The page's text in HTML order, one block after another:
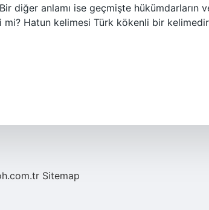
diğer anlamı ise geçmişte hükümdarların
Hatun kelimesi Türk kökenli bir
Sitemap